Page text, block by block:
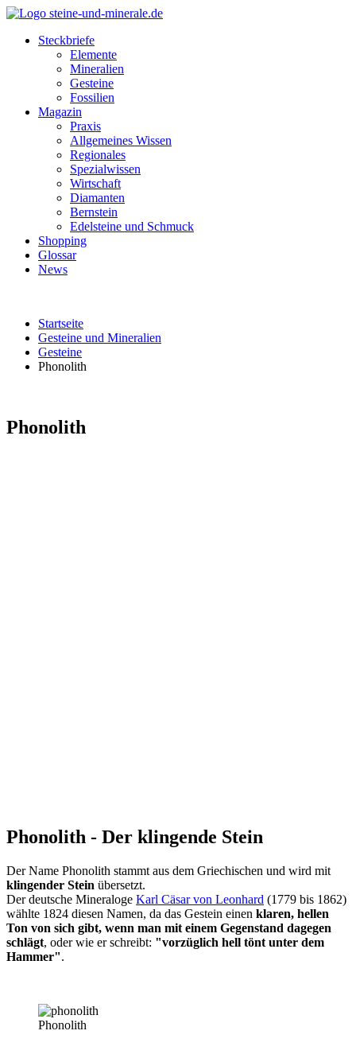
Steckbriefe
Elemente
Mineralien
Gesteine
Fossilien
Magazin
Praxis
Allgemeines Wissen
Regionales
Spezialwissen
Wirtschaft
Diamanten
Bernstein
Edelsteine und Schmuck
Shopping
Glossar
News
Startseite
Gesteine und Mineralien
Gesteine
Phonolith
Phonolith
Phonolith - Der klingende Stein
Der Name Phonolith stammt aus dem Griechischen und wird mit
klingender Stein übersetzt.
Der deutsche Mineraloge Karl Cäsar von Leonhard (1779 bis 1862)
wählte 1824 diesen Namen, da das Gestein einen klaren, hellen
Ton von sich gibt, wenn man mit einem Gegenstand dagegen
schlägt, oder wie er schreibt: "vorzüglich hell tönt unter dem
Hammer".
Phonolith